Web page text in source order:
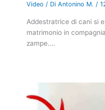
Video / DiAntonino M./
Addestratrice di cani si
matrimonio in
zampe.…